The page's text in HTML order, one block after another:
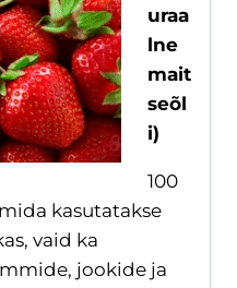
uraa
lne
mait
seõl
i)
100
kasutatakse
vaid ka
jookide ja